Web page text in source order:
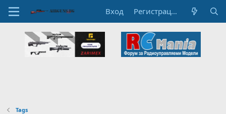
Вход Регистрация
Tags